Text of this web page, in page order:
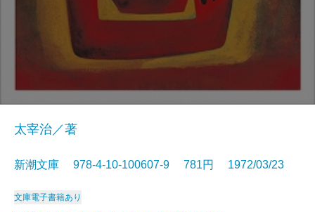
太宰治／著
新潮文庫 978-4-10-100607-9 781円 1972/03/23
文庫電子書籍あり